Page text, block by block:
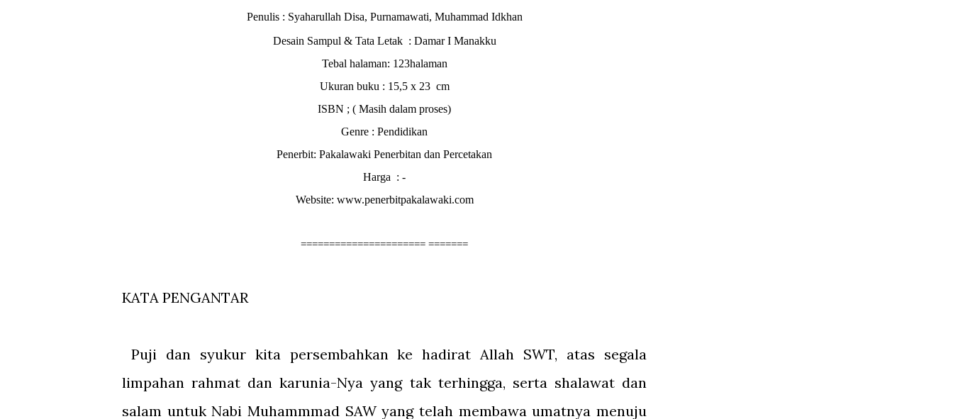
Penulis : Syaharullah Disa, Purnamawati, Muhammad Idkhan
Desain Sampul & Tata Letak : Damar I Manakku
Tebal halaman: 123halaman
Ukuran buku : 15,5 x 23 cm
ISBN ; ( Masih dalam proses)
Genre : Pendidikan
Penerbit: Pakalawaki Penerbitan dan Percetakan
Harga : -
Website: www.penerbitpakalawaki.com
====================== =======
KATA PENGANTAR
Puji dan syukur kita persembahkan ke hadirat Allah SWT, atas segala
limpahan rahmat dan karunia-Nya yang tak terhingga, serta shalawat dan
salam untuk Nabi Muhammmad SAW yang telah membawa umatnya menuju